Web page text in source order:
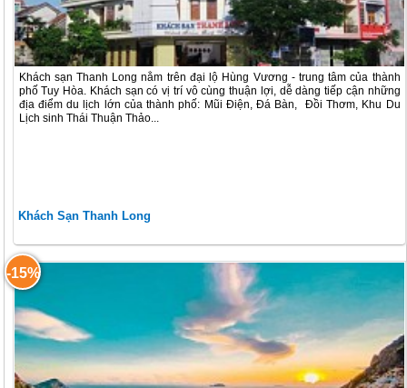
Khách sạn Thanh Long nằm trên đại lộ Hùng Vương - trung tâm của thành
phố Tuy Hòa. Khách sạn có vị trí vô cùng thuận lợi, dễ dàng tiếp cận những
địa điểm du lịch lớn của thành phố: Mũi Điện, Đá Bàn, Đồi Thơm, Khu Du
Lịch sinh Thái Thuận Thảo...
Khách Sạn Thanh Long
-15%